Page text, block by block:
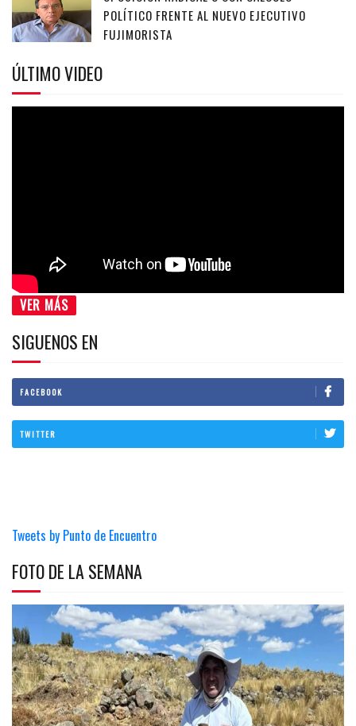
POLÍTICO FRENTE AL NUEVO EJECUTIVO
FUJIMORISTA
ÚLTIMO VIDEO
VER MÁS
SIGUENOS EN
FACEBOOK
TWITTER
Tweets by Punto de Encuentro
FOTO DE LA SEMANA